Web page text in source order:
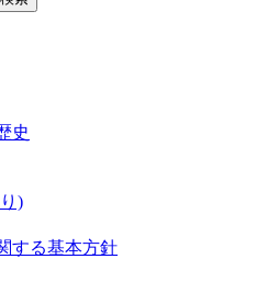
史
)
する基本方針